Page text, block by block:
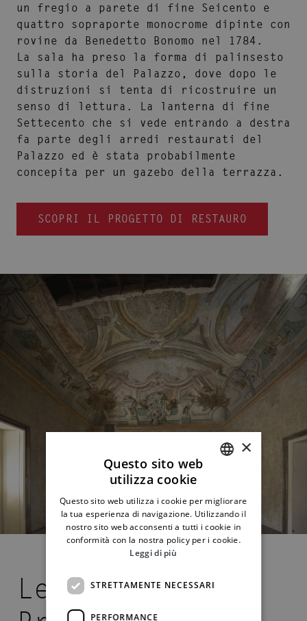
un fregio a parete di fine Seicento e
quattro sopraporte monocrome dipinte con
rovine da Benedetto Bonomo nel 1784.
La sala ha preso la forma di palinsesto
sulla storia del Palazzo, dove dopo le
distruzioni si tenta di ricostruire un
senso di lettura. La lanterna di fine
Settecento che si vede entrando a destra
fa parte degli arredi restaurati del
Palazzo ed è stata probabilmente
concepita per un gazebo della terrazza.
SCOPRI IL PROGETTO DI RESTAURO
Le città del
ENGLISH
×
Questo sito web
utilizza cookie
Questo sito web utilizza i cookie per migliorare
la tua esperienza di navigazione. Utilizzando il
nostro sito web acconsenti a tutti i cookie in
conformità con la nostra policy per i cookie.
Leggi di più
STRETTAMENTE NECESSARI
PERFORMANCE